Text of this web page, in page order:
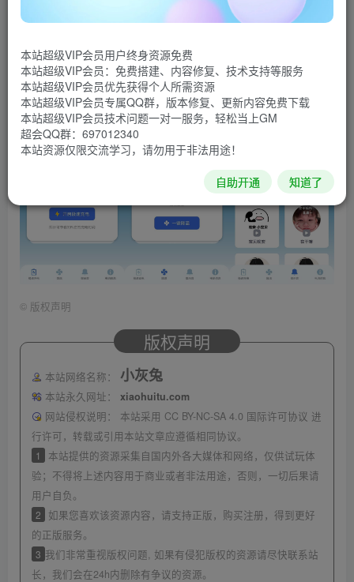
电状态，预估电池充电需要的时间，提高电池充电效率，再
软件截图
© 版权声明
版权声明
本站网络名称： 小灰兔
本站永久网址：
xiaohuitu.com
网站侵权说明：
本站采用 CC BY-NC-SA 4.0 国际许可协议 进
行许可，转载或引用本站文章应遵循相同协议。
1
本站提供的资源采集自国内外各大媒体和网络，仅供试玩体
验；不得将上述内容用于商业或者非法用途，否则，一切后果请
用户自负。
2
如果您喜欢该资源内容，请支持正版，购买注册，得到更好
的正版服务。
3 我们非常重视版权问题, 如果有侵犯版权的资源请尽快联系站
长，我们会在24h内删除有争议的资源。
本站超级VIP会员用户终身资源免费
本站超级VIP会员：免费搭建、内容修复、技术支持等服务
本站超级VIP会员优先获得个人所需资源
本站超级VIP会员专属QQ群，版本修复、更新内容免费下载
本站超级VIP会员技术问题一对一服务，轻松当上GM
超会QQ群：697012340
本站资源仅限交流学习，请勿用于非法用途！
自助开通 知道了